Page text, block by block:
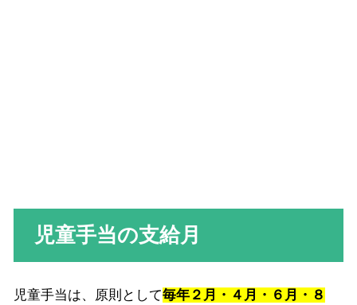
児童手当の支給月
児童手当は、原則として毎年２月・４月・６月・８